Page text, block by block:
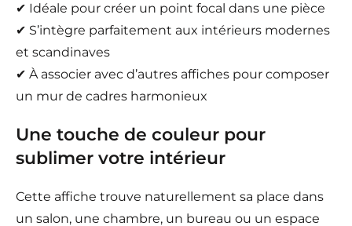
✔ Idéale pour créer un point focal dans une pièce
✔ S’intègre parfaitement aux intérieurs modernes
et scandinaves
✔ À associer avec d’autres affiches pour composer
un mur de cadres harmonieux
Une touche de couleur pour
sublimer votre intérieur
Cette affiche trouve naturellement sa place dans
un salon, une chambre, un bureau ou un espace